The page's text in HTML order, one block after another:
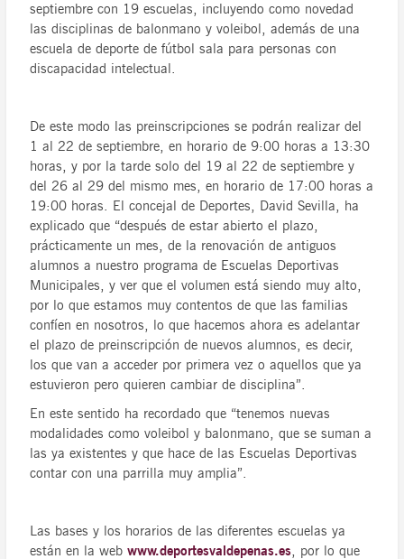
septiembre con 19 escuelas, incluyendo como novedad
las disciplinas de balonmano y voleibol, además de una
escuela de deporte de fútbol sala para personas con
discapacidad intelectual.
De este modo las preinscripciones se podrán realizar del
1 al 22 de septiembre, en horario de 9:00 horas a 13:30
horas, y por la tarde solo del 19 al 22 de septiembre y
del 26 al 29 del mismo mes, en horario de 17:00 horas a
19:00 horas. El concejal de Deportes, David Sevilla, ha
explicado que “después de estar abierto el plazo,
prácticamente un mes, de la renovación de antiguos
alumnos a nuestro programa de Escuelas Deportivas
Municipales, y ver que el volumen está siendo muy alto,
por lo que estamos muy contentos de que las familias
confíen en nosotros, lo que hacemos ahora es adelantar
el plazo de preinscripción de nuevos alumnos, es decir,
los que van a acceder por primera vez o aquellos que ya
estuvieron pero quieren cambiar de disciplina”.
En este sentido ha recordado que “tenemos nuevas
modalidades como voleibol y balonmano, que se suman a
las ya existentes y que hace de las Escuelas Deportivas
contar con una parrilla muy amplia”.
Las bases y los horarios de las diferentes escuelas ya
están en la webwww.deportesvaldepenas.es, por lo que